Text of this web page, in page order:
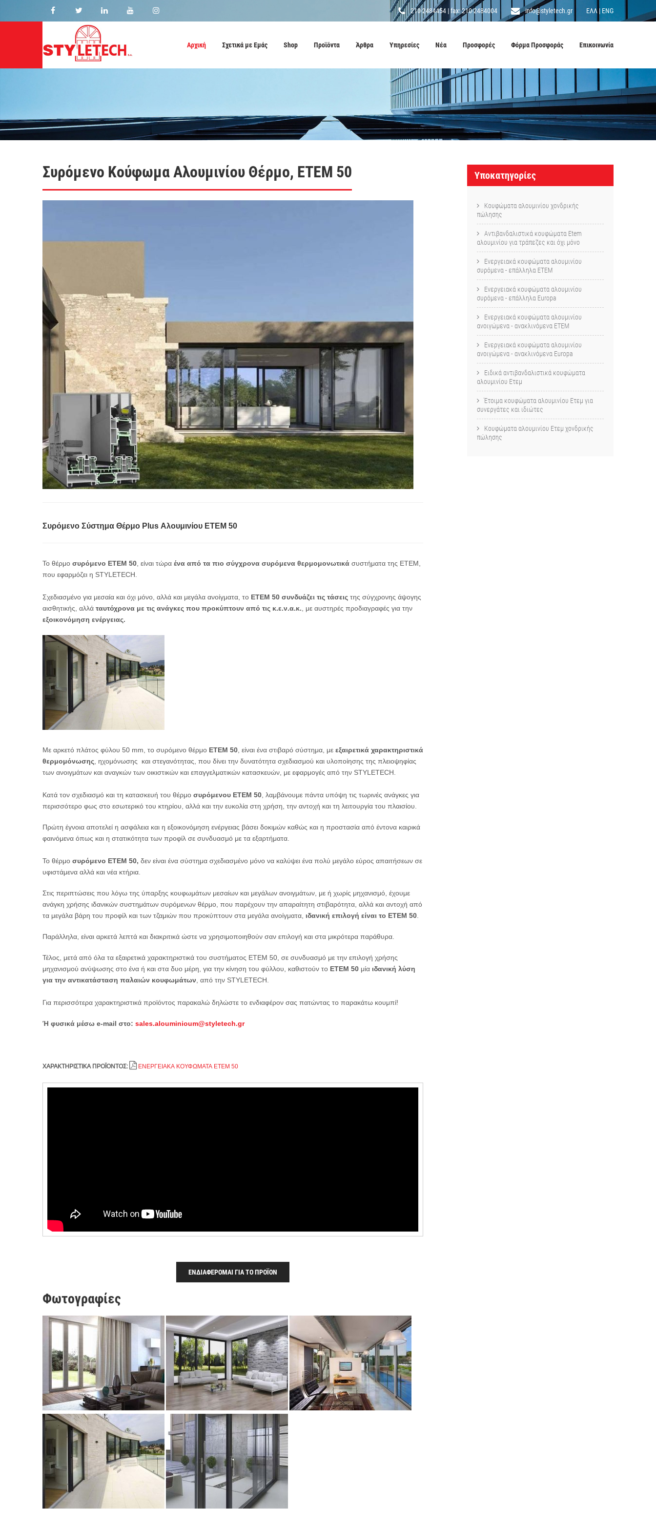
210-2484454 |fax: 210-2484004 info@styletech.gr ΕΛΛ | ENG
Αρχική Σχετικά με Εμάς Shop Προϊόντα Άρθρα Υπηρεσίες Νέα Προσφορές Φόρμα Προσφοράς Επικοινωνία
Συρόμενο Κούφωμα Αλουμινίου Θέρμο, ΕΤΕΜ 50
Συρόμενο Σύστημα Θέρμο Plus Αλουμινίου ΕΤΕΜ 50
Το θέρμο συρόμενο ΕΤΕΜ 50 , είναι τώρα ένα από τα πιο σύγχρονα συρόμενα θερμομονωτικά συστήματα της ΕΤΕΜ,
που εφαρμόζει η STYLETECH.
Σχεδιασμένο για μεσαία και όχι μόνο, αλλά και μεγάλα ανοίγματα, το ΕΤΕΜ 50 συνδυάζει τις τάσεις της σύγχρονης άψογης
αισθητικής, αλλά ταυτόχρονα με τις ανάγκες που προκύπτουν από τις κ.ε.ν.α.κ. , με αυστηρές προδιαγραφές για την
εξοικονόμηση ενέργειας.
Με αρκετό πλάτος φύλου 50 mm, το συρόμενο θέρμο ΕΤΕΜ 50 , είναι ένα στιβαρό σύστημα, με εξαιρετικά χαρακτηριστικά
θερμομόνωσης , ηχομόνωσης και στεγανότητας, που δίνει την δυνατότητα σχεδιασμού και υλοποίησης της πλειοψηφίας
των ανοιγμάτων και αναγκών των οικιστικών και επαγγελματικών κατασκευών, με εφαρμογές από την STYLETECH.
Κατά τον σχεδιασμό και τη κατασκευή του θέρμο συρόμενου ΕΤΕΜ 50 , λαμβάνουμε πάντα υπόψη τις τωρινές ανάγκες για
περισσότερο φως στο εσωτερικό του κτηρίου, αλλά και την ευκολία στη χρήση, την αντοχή και τη λειτουργία του πλαισίου.
Πρώτη έγνοια αποτελεί η ασφάλεια και η εξοικονόμηση ενέργειας βάσει δοκιμών καθώς και η προστασία από έντονα καιρικά
φαινόμενα όπως και η στατικότητα των προφίλ σε συνδυασμό με τα εξαρτήματα.
Το θέρμο συρόμενο ΕΤΕΜ 50, δεν είναι ένα σύστημα σχεδιασμένο μόνο να καλύψει ένα πολύ μεγάλο εύρος απαιτήσεων σε
υφιστάμενα αλλά και νέα κτήρια.
Στις περιπτώσεις που λόγω της ύπαρξης κουφωμάτων μεσαίων και μεγάλων ανοιγμάτων, με ή χωρίς μηχανισμό, έχουμε
ανάγκη χρήσης ιδανικών συστημάτων συρόμενων θέρμο, που παρέχουν την απαραίτητη στιβαρότητα, αλλά και αντοχή από
τα μεγάλα βάρη του προφίλ και των τζαμιών που προκύπτουν στα μεγάλα ανοίγματα, ιδανική επιλογή είναι το ΕΤΕΜ 50
Παράλληλα, είναι αρκετά λεπτά και διακριτικά ώστε να χρησιμοποιηθούν σαν επιλογή και στα μικρότερα παράθυρα.
Τέλος, μετά από όλα τα εξαιρετικά χαρακτηριστικά του συστήματος ΕΤΕΜ 50, σε συνδυασμό με την επιλογή χρήσης
μηχανισμού ανύψωσης στο ένα ή και στα δυο μέρη, για την κίνηση του φύλλου, καθιστούν το ΕΤΕΜ 50 μία ιδανική λύση
για την αντικατάσταση παλαιών κουφωμάτων , από την STYLETECH.
Για περισσότερα χαρακτηριστικά προϊόντος παρακαλώ δηλώστε το ενδιαφέρον σας πατώντας το παρακάτω κουμπί!
Ή φυσικά μέσω e-mail στο: sales.alouminioum@styletech.gr
ΧΑΡΑΚΤΗΡΙΣΤΙΚΑ ΠΡΟΪΟΝΤΟΣ: ΕΝΕΡΓΕΙΑΚΑ ΚΟΥΦΩΜΑΤΑ ΕΤΕΜ 50
ΕΝΔΙΑΦΕΡΟΜΑΙ ΓΙΑ ΤΟ ΠΡΟΪΟΝ
Φωτογραφίες
Υποκατηγορίες
Κουφώματα αλουμινίου χονδρικής
πώλησης
Αντιβανδαλιστικά κουφώματα Etem
αλουμινίου για τράπεζες και όχι μόνο
Ενεργειακά κουφώματα αλουμινίου
συρόμενα - επάλληλα ETEM
Ενεργειακά κουφώματα αλουμινίου
συρόμενα - επάλληλα Europa
Ενεργειακά κουφώματα αλουμινίου
ανοιγώμενα - ανακλινόμενα ΕΤΕΜ
Ενεργειακά κουφώματα αλουμινίου
ανοιγώμενα - ανακλινόμενα Εuropa
Ειδικά αντιβανδαλιστικά κουφώματα
αλουμινίου Ετεμ
Έτοιμα κουφώματα αλουμινίου Ετεμ για
συνεργάτες και ιδιώτες
Κουφώματα αλουμινίου Ετεμ χονδρικής
πώλησης